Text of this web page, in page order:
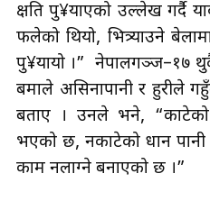
क्षति पु¥याएको उल्लेख गर्दै
फलेको थियो, भित्र्याउने
पु¥यायो ।” नेपालगञ्ज–१७
बर्माले असिनापानी र हुरीले
बताए । उनले भने,
भएको छ, नकाटेको धान पानी
काम नलाग्ने बनाएको छ ।”